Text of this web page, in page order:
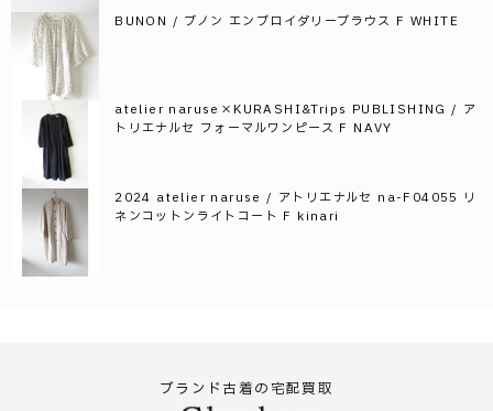
BUNON / ブノン エンブロイダリーブラウス F WHITE
atelier naruse×KURASHI&Trips PUBLISHING / ア
トリエナルセ フォーマルワンピース F NAVY
2024 atelier naruse / アトリエナルセ na-F04055 リ
ネンコットンライトコート F kinari
ブランド古着の宅配買取